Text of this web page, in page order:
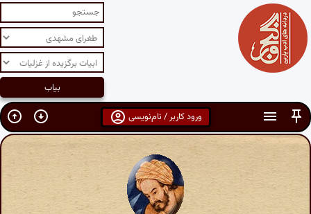
ورود کاربر / نام‌نویسی